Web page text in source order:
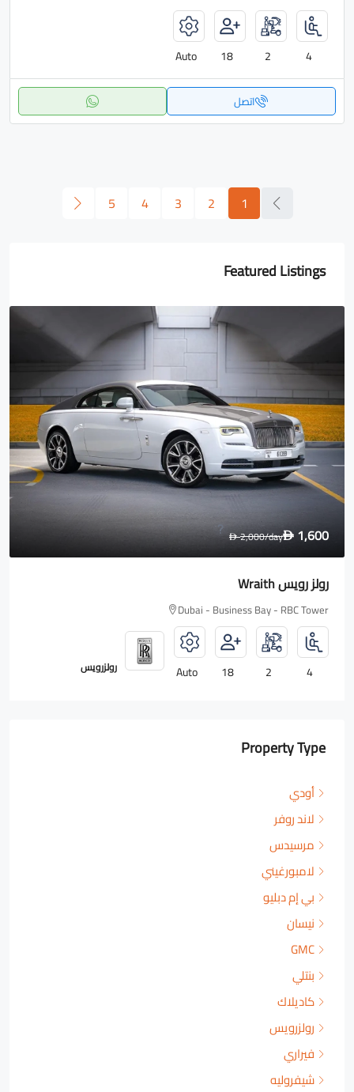
4
2
18
Auto
اتصل
1
2
3
4
5
Featured Listings
D 1,600
D2,000/day
رولز رويس Wraith
Dubai - Business Bay - RBC Tower
4
2
18
Auto رولزرويس
Property Type
أودي
لاند روفر
مرسيدس
لامبورغيني
بي إم دبليو
نيسان
GMC
بنتلي
كاديلاك
رولزرويس
فيراري
شيفروليه